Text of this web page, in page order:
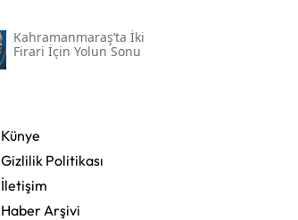
Kahramanmaraş’ta İki
Firari İçin Yolun Sonu
Künye
Gizlilik Politikası
İletişim
Haber Arşivi